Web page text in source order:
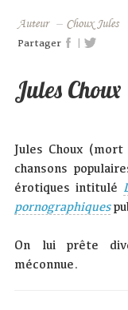
Auteur – Choux Jules
Partager |
Jules Choux
Jules Choux
chansons
érotiques intitulé
pornographiques
On lui prête
méconnue.